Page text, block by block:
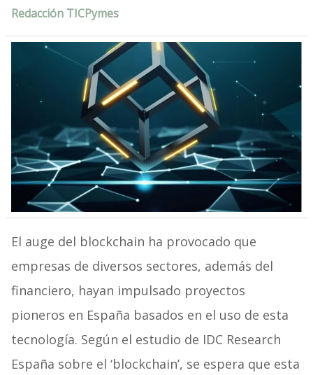
Redacción TICPymes
El auge del blockchain ha provocado que
empresas de diversos sectores, además del
financiero, hayan impulsado proyectos
pioneros en España basados en el uso de esta
tecnología. Según el estudio de IDC Research
España sobre el ‘blockchain’, se espera que esta